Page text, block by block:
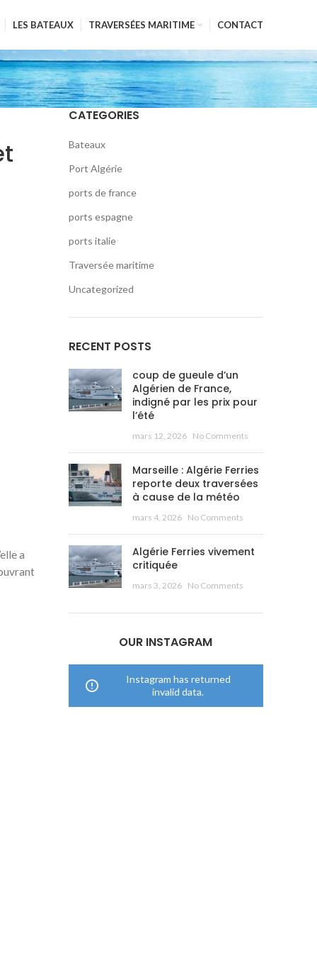
LES BATEAUX TRAVERSÉES MARITIME CONTACT
a
CATEGORIES
Bateaux
Port Algérie
ports de france
ports espagne
ports italie
Traversée maritime
Uncategorized
RECENT POSTS
coup de gueule d’un
Algérien de France,
indigné par les prix pour
l’été
mars 12, 2026 No Comments
Marseille : Algérie Ferries
reporte deux traversées
à cause de la météo
mars 4, 2026 No Comments
Algérie Ferries vivement
critiquée
mars 3, 2026 No Comments
OUR INSTAGRAM
Instagram has returned
invalid data.